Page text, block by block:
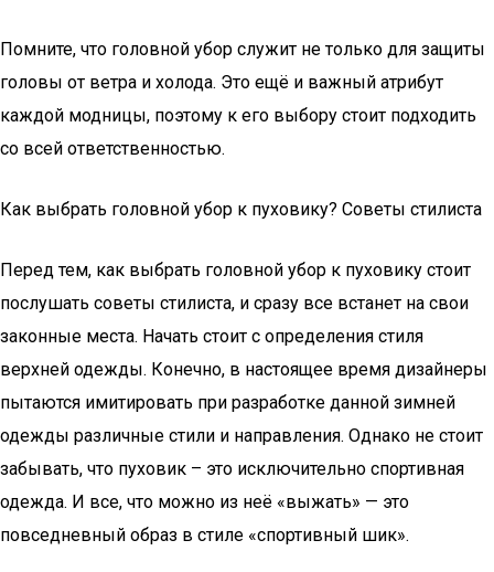
Помните, что головной убор служит не только для защиты
головы от ветра и холода. Это ещё и важный атрибут
каждой модницы, поэтому к его выбору стоит подходить
со всей ответственностью.
Как выбрать головной убор к пуховику? Советы стилиста
Перед тем, как выбрать головной убор к пуховику стоит
послушать советы стилиста, и сразу все встанет на свои
законные места. Начать стоит с определения стиля
верхней одежды. Конечно, в настоящее время дизайнеры
пытаются имитировать при разработке данной зимней
одежды различные стили и направления. Однако не стоит
забывать, что пуховик – это исключительно спортивная
одежда. И все, что можно из неё «выжать» — это
повседневный образ в стиле «спортивный шик».